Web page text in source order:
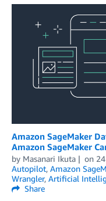
Amazon SageMaker
Amazon SageMaker
by Masanari Ikuta on
Autopilot, Amazon
Wrangler, Artificial
Share